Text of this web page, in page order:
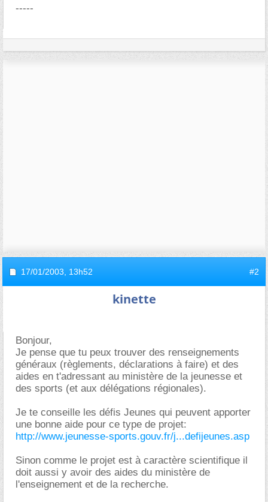
-----
17/01/2003, 13h52 #2
kinette
Bonjour,
Je pense que tu peux trouver des renseignements
généraux (règlements, déclarations à faire) et des
aides en t'adressant au ministère de la jeunesse et
des sports (et aux délégations régionales).
Je te conseille les défis Jeunes qui peuvent apporter
une bonne aide pour ce type de projet:
http://www.jeunesse-sports.gouv.fr/j...defijeunes.asp
Sinon comme le projet est à caractère scientifique il
doit aussi y avoir des aides du ministère de
l'enseignement et de la recherche.